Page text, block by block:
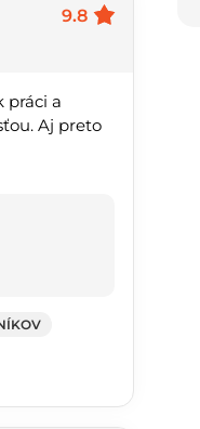
9.8
práci a
Aj preto